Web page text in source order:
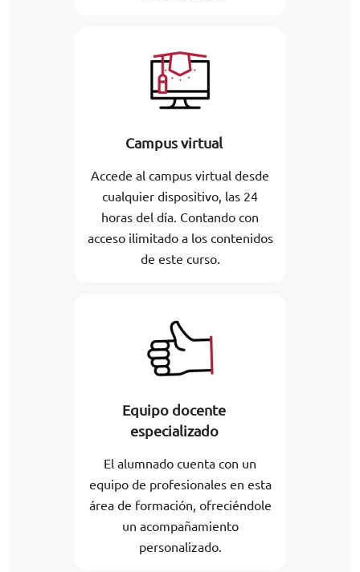
Campus virtual
Accede al campus virtual desde
cualquier dispositivo, las 24
horas del día. Contando con
acceso ilimitado a los contenidos
de este curso.
Equipo docente
especializado
El alumnado cuenta con un
equipo de profesionales en esta
área de formación, ofreciéndole
un acompañamiento
personalizado.